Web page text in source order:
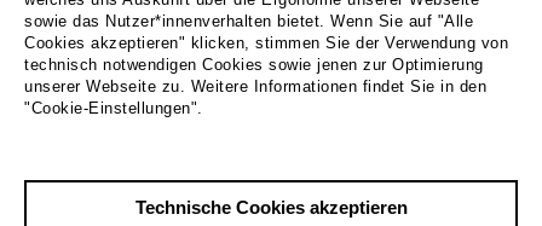
sowie das Nutzer*innenverhalten bietet. Wenn Sie auf "Alle
Cookies akzeptieren" klicken, stimmen Sie der Verwendung von
technisch notwendigen Cookies sowie jenen zur Optimierung
unserer Webseite zu. Weitere Informationen findet Sie in den
"Cookie-Einstellungen".
Technische Cookies akzeptieren